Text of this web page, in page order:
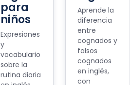
para
niños
Expresiones
y
vocabulario
sobre la
rutina diaria
Aprende la
diferencia
entre
cognados y
falsos
cognados
en inglés,
con